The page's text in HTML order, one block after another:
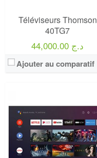
Téléviseurs Thomson
40TG7
44,000.00 د.ج
Ajouter au comparatif
Marque:LG
Prix:75000
Définition:UHD TV
View Details →